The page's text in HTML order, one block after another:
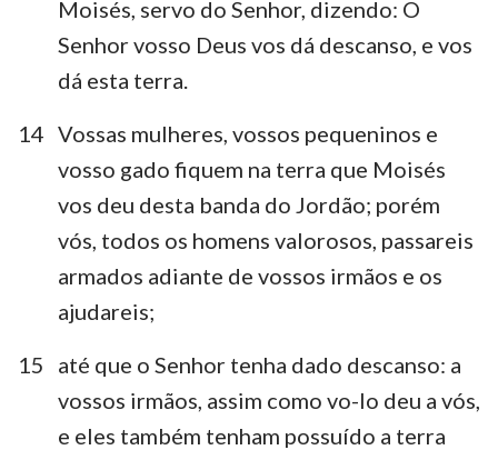
1 2 3 4 5 6
7
8
9
15
16 17 18 19 20
21
22
23 24
Moisés, servo do Senhor, dizendo: O
Senhor vosso Deus vos dá descanso, e vos
dá esta terra.
14 Vossas mulheres, vossos pequeninos e
vosso gado fiquem na terra que Moisés
vos deu desta banda do Jordão; porém
vós, todos os homens valorosos, passareis
armados adiante de vossos irmãos e os
ajudareis;
15
até que o Senhor tenha dado descanso: a
vossos irmãos, assim como vo-lo deu a vós,
e eles também tenham possuído a terra